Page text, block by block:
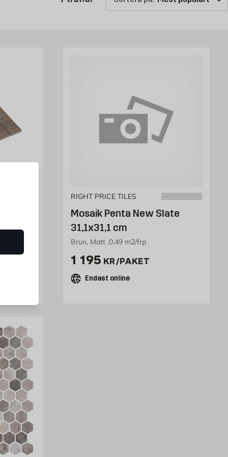
RIGHT PRICE TILES
Mosaik Penta New Slate
31,1x31,1 cm
Brun, Matt ,0,49 m2/frp
Pris 1195 kr /paket
1 195 KR/PAKET
Endast online